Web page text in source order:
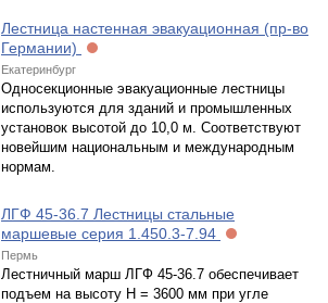
Лестница настенная эвакуационная (пр-во
Германии)
Екатеринбург
Односекционные эвакуационные лестницы
используются для зданий и промышленных
установок высотой до 10,0 м. Соответствуют
новейшим национальным и международным
нормам.
ЛГФ 45-36.7 Лестницы стальные
маршевые серия 1.450.3-7.94
Пермь
Лестничный марш ЛГФ 45-36.7 обеспечивает
подъем на высоту H = 3600 мм при угле